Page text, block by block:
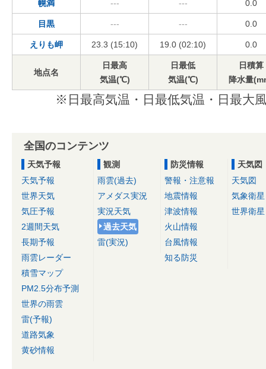
幌満 --- --- 0.0
目黒 --- --- 0.0
えりも岬 23.3 (15:10) 19.0 (02:10) 0.0
地点名
日最高
気温(℃)
日最低
気温(℃)
日積算
降水量
※日最高気温・日最低気温・日最大
全国のコンテンツ
天気予報
天気予報
世界天気
気圧予報
2週間天気
長期予報
雨雲レーダー
積雪マップ
PM2.5分布予測
世界の雨雲
雷(予報)
道路気象
黄砂情報
観測
雨雲(過去)
アメダス実況
実況天気
過去天気
雷(実況)
防災情報
警報・注意報
地震情報
津波情報
火山情報
台風情報
知る防災
天気図
天気図
気象衛星
世界衛星